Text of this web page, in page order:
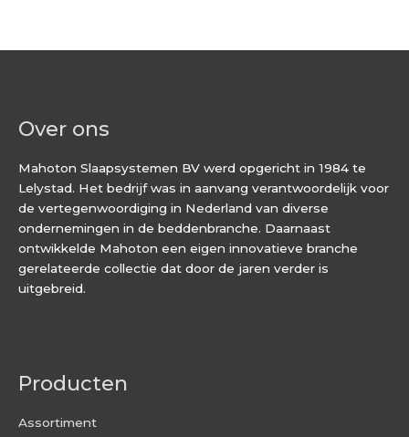
Over ons
Mahoton Slaapsystemen BV werd opgericht in 1984 te
Lelystad. Het bedrijf was in aanvang verantwoordelijk voor
de vertegenwoordiging in Nederland van diverse
ondernemingen in de beddenbranche. Daarnaast
ontwikkelde Mahoton een eigen innovatieve branche
gerelateerde collectie dat door de jaren verder is
uitgebreid.
Producten
Assortiment